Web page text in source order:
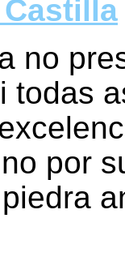
no
todas
por